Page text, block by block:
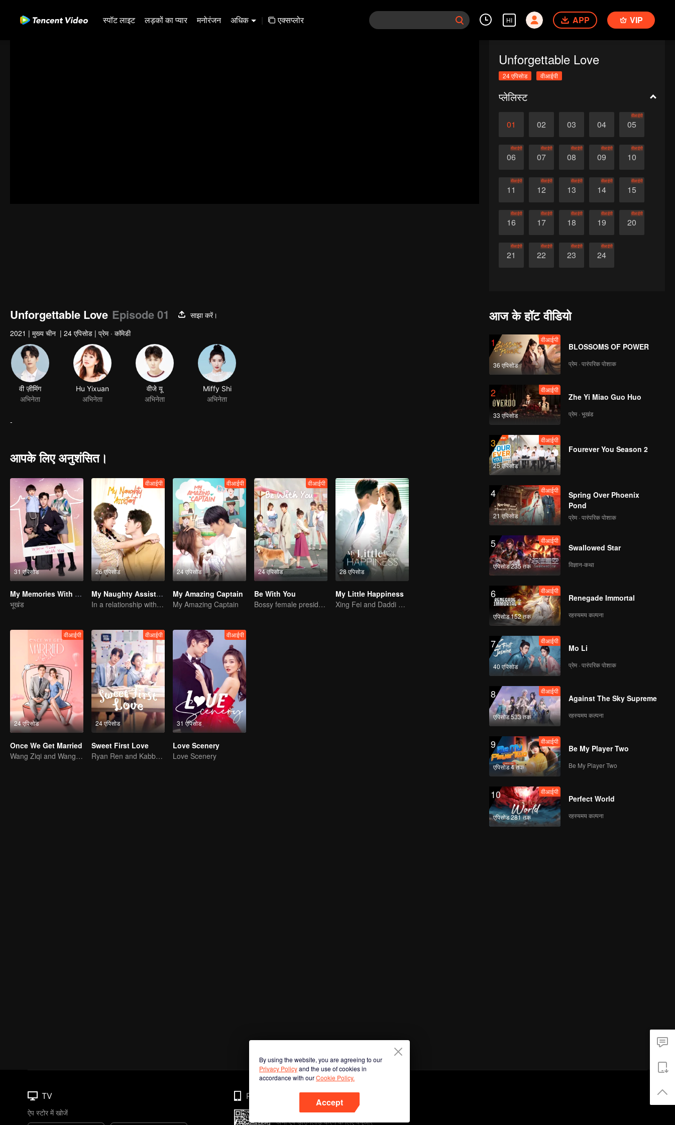
स्पॉट लाइट लड़कों का प्यार मनोरंजन अधिक | एक्सप्लोर HI APP VIP
Unforgettable Love
24 एपिसोड वीआईपी
प्लेलिस्ट
01 02 03 04 05
वीआईपी
06
वीआईपी
07
वीआईपी
08
वीआईपी
09
वीआईपी
10
वीआईपी
11
वीआईपी
12
वीआईपी
13
वीआईपी
14
वीआईपी
15
वीआईपी
16
वीआईपी
17
वीआईपी
18
वीआईपी
19
वीआईपी
20
वीआईपी
21
वीआईपी
22
वीआईपी
23
वीआईपी
24
वीआईपी
Unforgettable Love Episode 01
साझा करें।
2021 | मुख्य चीन | 24 एपिसोड | प्रेम · कॉमेडी
वी ज़ीमिंग
अभिनेता
Hu Yixuan
अभिनेता
-
आपके लिए अनुशंसित।
31 एपिसोड
My Memories With You
भूखंड
26 एपिसोड
वीआईपी
My Naughty Assistant
In a relationship with an idol
24 एपिसोड
वीआईपी
My Amazing Captain
My Amazing Captain
24 एपिसोड
वीआईपी
Be With You
Bossy female president flirts with arrogant childe.
28 एपिसोड
My Little Happiness
Xing Fei and Daddi Tang's sweet love story.
24 एपिसोड
वीआईपी
Once We Get Married
Wang Ziqi and Wang Yuwen’s Love from Contrast
24 एपिसोड
वीआईपी
Sweet First Love
Ryan Ren and Kabby Xu’s love story.
31 एपिसोड
वीआईपी
Love Scenery
Love Scenery
आज के हॉट वीडियो
1
36 एपिसोड
वीआईपी
BLOSSOMS OF POWER
प्रेम · पारंपरिक पोशाक
2
33 एपिसोड
वीआईपी
Zhe Yi Miao Guo Huo
प्रेम · भूखंड
3
25 एपिसोड
वीआईपी
Fourever You Season 2
4
21 एपिसोड
वीआईपी
Spring Over Phoenix
Pond
प्रेम · पारंपरिक पोशाक
5
एपिसोड 235 तक
वीआईपी
Swallowed Star
विज्ञान-कथा
6
एपिसोड 152 तक
वीआईपी
Renegade Immortal
रहस्यमय कल्पना
7
40 एपिसोड
वीआईपी
Mo Li
प्रेम · पारंपरिक पोशाक
8
एपिसोड 533 तक
वीआईपी
Against The Sky Supreme
रहस्यमय कल्पना
9
एपिसोड 4 तक
वीआईपी
Be My Player Two
Be My Player Two
10
एपिसोड 281 तक
वीआईपी
Perfect World
रहस्यमय कल्पना
By using the website, you are agreeing to our
Privacy Policyand the use of cookies in
accordance with ourCookie Policy.
Accept
TV
ऐप स्टोर में खोजें
Phone
अभी ऐप डाउनलोड करने के लिए क्यूआर